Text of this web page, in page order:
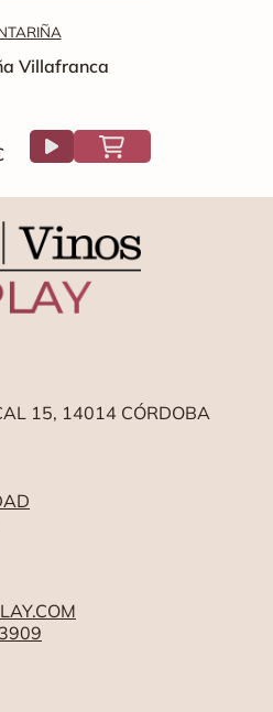
Villafranca
15, 14014 CÓRDOBA